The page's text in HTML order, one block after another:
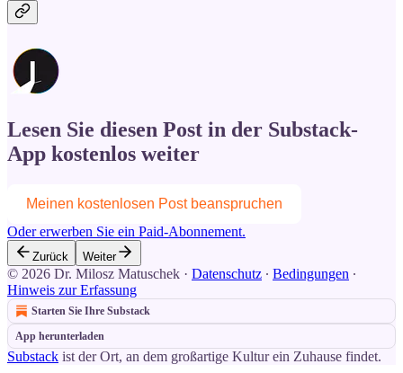
Lesen Sie diesen Post in der Substack-
App kostenlos weiter
Meinen kostenlosen Post beanspruchen
Oder erwerben Sie ein Paid-Abonnement.
Zurück Weiter
© 2026 Dr. Milosz Matuschek · Datenschutz ∙ Bedingungen ∙
Hinweis zur Erfassung
Starten Sie Ihre Substack
App herunterladen
Substack ist der Ort, an dem großartige Kultur ein Zuhause findet.